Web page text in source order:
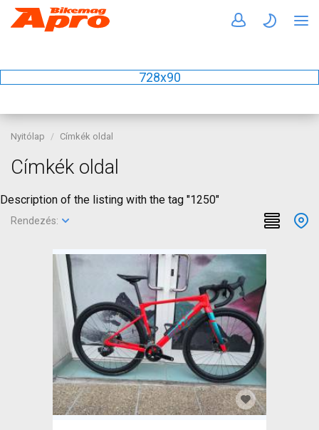
728x90
Nyitólap Címkék oldal
Címkék oldal
Description of the listing with the tag "1250"
Rendezés: